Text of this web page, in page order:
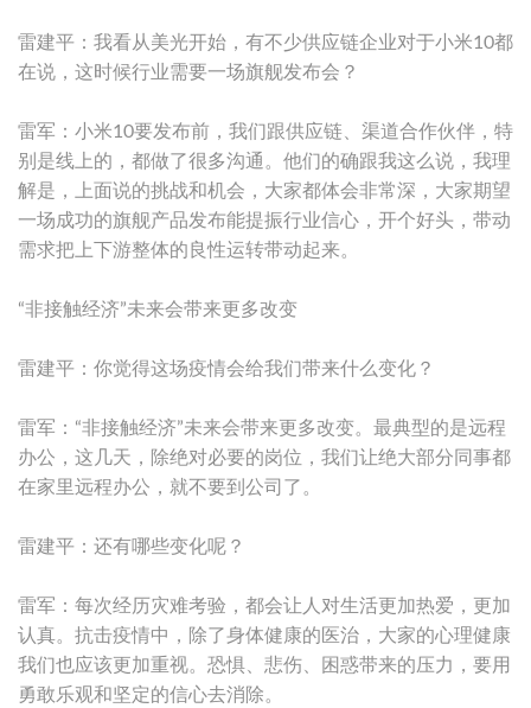
雷建平：我看从美光开始，有不少供应链企业对于小米10都
在说，这时候行业需要一场旗舰发布会？
雷军：小米10要发布前，我们跟供应链、渠道合作伙伴，特
别是线上的，都做了很多沟通。他们的确跟我这么说，我理
解是，上面说的挑战和机会，大家都体会非常深，大家期望
一场成功的旗舰产品发布能提振行业信心，开个好头，带动
需求把上下游整体的良性运转带动起来。
“非接触经济”未来会带来更多改变
雷建平：你觉得这场疫情会给我们带来什么变化？
雷军：“非接触经济”未来会带来更多改变。最典型的是远程
办公，这几天，除绝对必要的岗位，我们让绝大部分同事都
在家里远程办公，就不要到公司了。
雷建平：还有哪些变化呢？
雷军：每次经历灾难考验，都会让人对生活更加热爱，更加
认真。抗击疫情中，除了身体健康的医治，大家的心理健康
我们也应该更加重视。恐惧、悲伤、困惑带来的压力，要用
勇敢乐观和坚定的信心去消除。